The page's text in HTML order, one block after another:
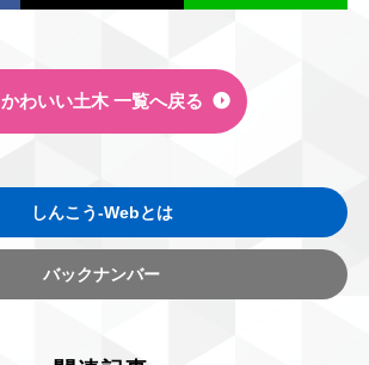
かわいい土木 一覧へ戻る
しんこう-Webとは
バックナンバー